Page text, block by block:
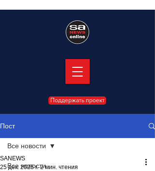
Поддержать проект
Пост
Все новости
Все новости
SANEWS
25 дек. 2025 г. 2 мин. чтения